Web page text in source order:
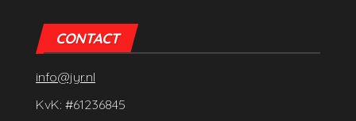
CONTACT
info@jyr.nl
KvK: #61236845